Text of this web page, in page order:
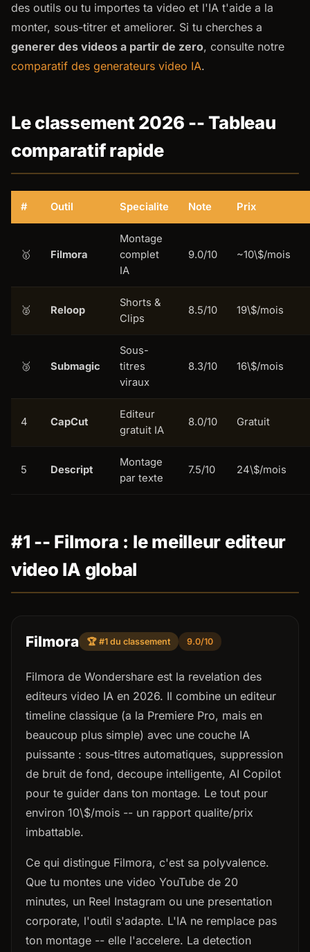
des outils ou tu importes ta video et l'IA t'aide a la
monter, sous-titrer et ameliorer. Si tu cherches a
generer des videos a partir de zero, consulte notre
comparatif des generateurs video IA.
Le classement 2026 -- Tableau
comparatif rapide
# Outil Specialite Note Prix
🥇 Filmora
Montage
complet
IA
9.0/10 ~10\$/mois
🥈 Reloop
Shorts &
Clips
8.5/10 19\$/mois
🥉 Submagic
Sous-
titres
viraux
8.3/10 16\$/mois
4 CapCut
Editeur
gratuit IA
8.0/10 Gratuit
5 Descript
Montage
par texte
7.5/10 24\$/mois
#1 -- Filmora : le meilleur editeur
video IA global
Filmora 🏆 #1 du classement 9.0/10
Filmora de Wondershare est la revelation des
editeurs video IA en 2026. Il combine un editeur
timeline classique (a la Premiere Pro, mais en
beaucoup plus simple) avec une couche IA
puissante : sous-titres automatiques, suppression
de bruit de fond, decoupe intelligente, AI Copilot
pour te guider dans ton montage. Le tout pour
environ 10\$/mois -- un rapport qualite/prix
imbattable.
Ce qui distingue Filmora, c'est sa polyvalence.
Que tu montes une video YouTube de 20
minutes, un Reel Instagram ou une presentation
corporate, l'outil s'adapte. L'IA ne remplace pas
ton montage -- elle l'accelere. La detection